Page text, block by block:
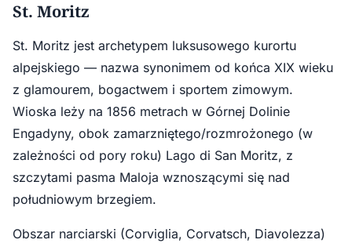
St. Moritz
St. Moritz jest archetypem luksusowego kurortu
alpejskiego — nazwa synonimem od końca XIX wieku
z glamourem, bogactwem i sportem zimowym.
Wioska leży na 1856 metrach w Górnej Dolinie
Engadyny, obok zamarzniętego/rozmrożonego (w
zależności od pory roku) Lago di San Moritz, z
szczytami pasma Maloja wznoszącymi się nad
południowym brzegiem.
Obszar narciarski (Corviglia, Corvatsch, Diavolezza)